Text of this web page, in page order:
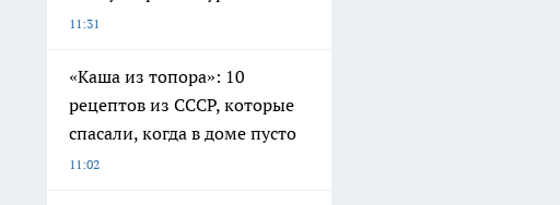
11:31
«Каша из топора»: 10
рецептов из СССР, которые
спасали, когда в доме пусто
11:02